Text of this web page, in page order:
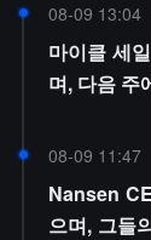
08-09 13:04
마이클 세
며, 다음 주
08-09 11:47
Nansen
으며, 그들